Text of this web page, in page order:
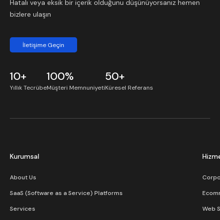
Hatalı veya eksik bir içerik olduğunu düşünüyorsanız hemen
bizlere ulaşın
İletişime Geçin
10+
YıllıkTecrübe
100%
Müşteri Memnuniyeti
50+
Küresel Referans
Kurumsal
About Us
SaaS (Software as a Service) Platforms
Services
Web